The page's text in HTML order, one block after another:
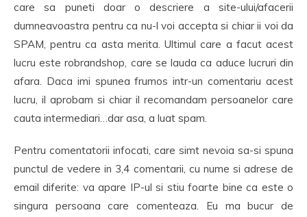
care sa puneti doar o descriere a site-ului/afacerii
dumneavoastra pentru ca nu-l voi accepta si chiar ii voi da
SPAM, pentru ca asta merita. Ultimul care a facut acest
lucru este robrandshop, care se lauda ca aduce lucruri din
afara. Daca imi spunea frumos intr-un comentariu acest
lucru, il aprobam si chiar il recomandam persoanelor care
cauta intermediari…dar asa, a luat spam.
Pentru comentatorii infocati, care simt nevoia sa-si spuna
punctul de vedere in 3,4 comentarii, cu nume si adrese de
email diferite: va apare IP-ul si stiu foarte bine ca este o
singura persoana care comenteaza. Eu ma bucur de